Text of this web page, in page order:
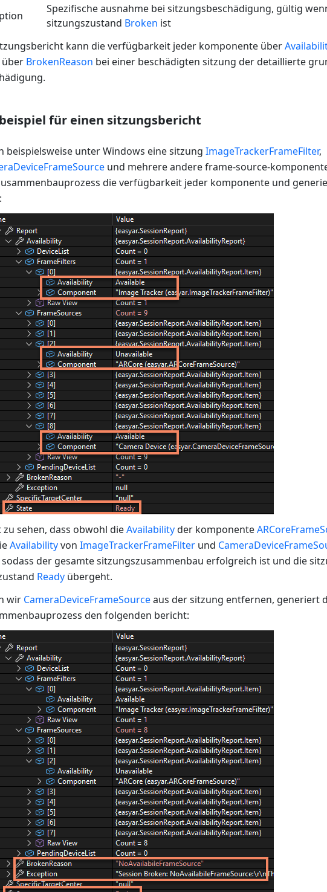
Spezifische ausnahme bei sitzungsbeschädigung, gültig
sitzungszustand Broken ist
kann die verfügbarkeit jeder komponente über
BrokenReason bei einer beschädigten sitzung der detaillierte
für einen sitzungsbericht
beispielsweise unter Windows eine sitzung ImageTrackerFrameFilter,
und mehrere andere frame-source-
die verfügbarkeit jeder komponente und
zu sehen, dass obwohl dieAvailabilityder komponente
Availabilityvon ImageTrackerFrameFilterund
der gesamte sitzungszusammenbau erfolgreich ist und die
Readyübergeht.
wir CameraDeviceFrameSourceaus der sitzung entfernen, generiert
den folgenden bericht: